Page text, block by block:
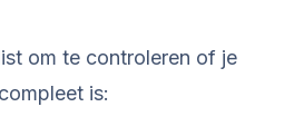
om te controleren of je
is: